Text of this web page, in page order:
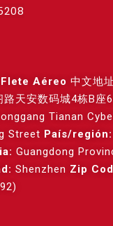
Aéreo 中文地
路天安数码城4栋B座
Tianan
Street País/región:
Guangdong
Shenzhen Zip